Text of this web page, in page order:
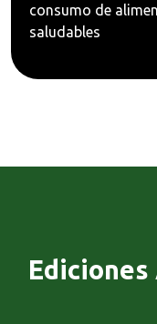
consumo de
saludables